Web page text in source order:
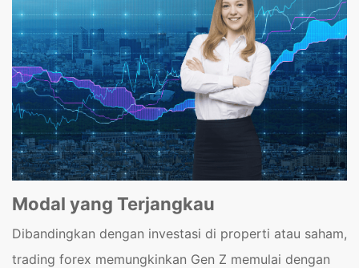
Modal yang Terjangkau
Dibandingkan dengan investasi di properti atau saham,
trading forex memungkinkan Gen Z memulai dengan